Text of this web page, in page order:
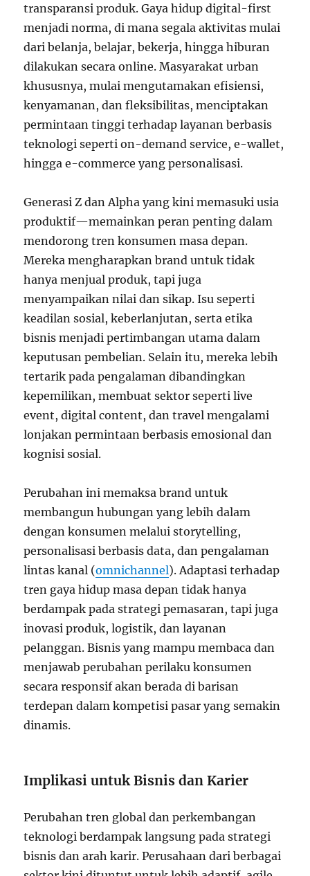
transparansi produk. Gaya hidup digital-first
menjadi norma, di mana segala aktivitas mulai
dari belanja, belajar, bekerja, hingga hiburan
dilakukan secara online. Masyarakat urban
khususnya, mulai mengutamakan efisiensi,
kenyamanan, dan fleksibilitas, menciptakan
permintaan tinggi terhadap layanan berbasis
teknologi seperti on-demand service, e-wallet,
hingga e-commerce yang personalisasi.
Generasi Z dan Alpha yang kini memasuki usia
produktif—memainkan peran penting dalam
mendorong tren konsumen masa depan.
Mereka mengharapkan brand untuk tidak
hanya menjual produk, tapi juga
menyampaikan nilai dan sikap. Isu seperti
keadilan sosial, keberlanjutan, serta etika
bisnis menjadi pertimbangan utama dalam
keputusan pembelian. Selain itu, mereka lebih
tertarik pada pengalaman dibandingkan
kepemilikan, membuat sektor seperti live
event, digital content, dan travel mengalami
lonjakan permintaan berbasis emosional dan
kognisi sosial.
Perubahan ini memaksa brand untuk
membangun hubungan yang lebih dalam
dengan konsumen melalui storytelling,
personalisasi berbasis data, dan pengalaman
lintas kanal (omnichannel). Adaptasi terhadap
tren gaya hidup masa depan tidak hanya
berdampak pada strategi pemasaran, tapi juga
inovasi produk, logistik, dan layanan
pelanggan. Bisnis yang mampu membaca dan
menjawab perubahan perilaku konsumen
secara responsif akan berada di barisan
terdepan dalam kompetisi pasar yang semakin
dinamis.
Implikasi untuk Bisnis dan Karier
Perubahan tren global dan perkembangan
teknologi berdampak langsung pada strategi
bisnis dan arah karir. Perusahaan dari berbagai